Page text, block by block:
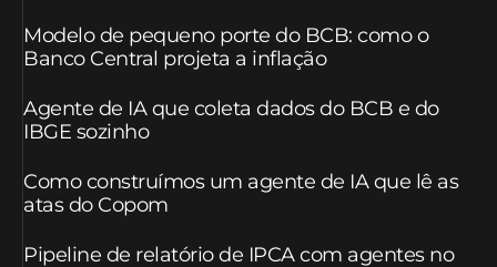
Modelo de pequeno porte do BCB: como o
Banco Central projeta a inflação
Agente de IA que coleta dados do BCB e do
IBGE sozinho
Como construímos um agente de IA que lê as
atas do Copom
Pipeline de relatório de IPCA com agentes no